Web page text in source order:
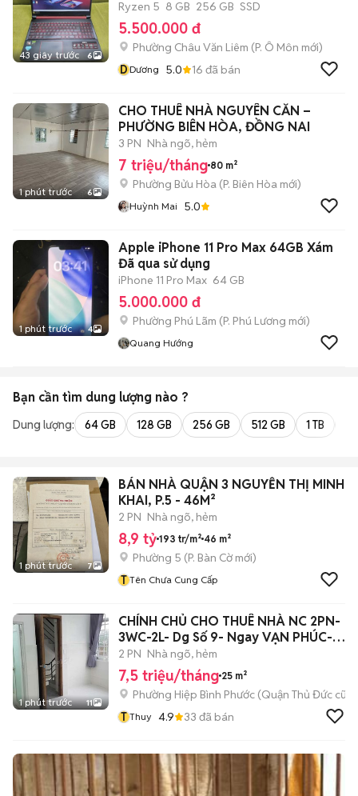
43 giây trước 6
Ryzen 5 8 GB 256 GB SSD
5.500.000 đ
Phường Châu Văn Liêm (P. Ô Môn mới)
DDương 5.0 16 đã bán
1 phút trước 6
CHO THUÊ NHÀ NGUYÊN CĂN –
PHƯỜNG BIÊN HÒA, ĐỒNG NAI
3 PN Nhà ngõ, hẻm
7 triệu/tháng 80 m²
Phường Bửu Hòa (P. Biên Hòa mới)
Huỳnh Mai 5.0
1 phút trước 4
Apple iPhone 11 Pro Max 64GB Xám
Đã qua sử dụng
iPhone 11 Pro Max 64 GB
5.000.000 đ
Phường Phú Lãm (P. Phú Lương mới)
Quang Hướng
Bạn cần tìm dung lượng nào ?
Dung lượng: 64 GB 128 GB 256 GB 512 GB 1 TB
1 phút trước 7
BÁN NHÀ QUẬN 3 NGUYỄN THỊ MINH
KHAI, P.5 - 46M²
2 PN Nhà ngõ, hẻm
8,9 tỷ 193 tr/m² 46 m²
Phường 5 (P. Bàn Cờmới)
T Tên Chưa Cung Cấp
1 phút trước 11
CHÍNH CHỦ CHO THUÊ NHÀ NC 2PN-
3WC-2L- Dg Số 9- Ngay VẠN PHÚC-
P.HBPhươc
2 PN Nhà ngõ, hẻm
7,5 triệu/tháng 25 m²
Phường Hiệp Bình Phước (Quận Thủ Đức cũ)
T Thuy 4.9 33 đã bán